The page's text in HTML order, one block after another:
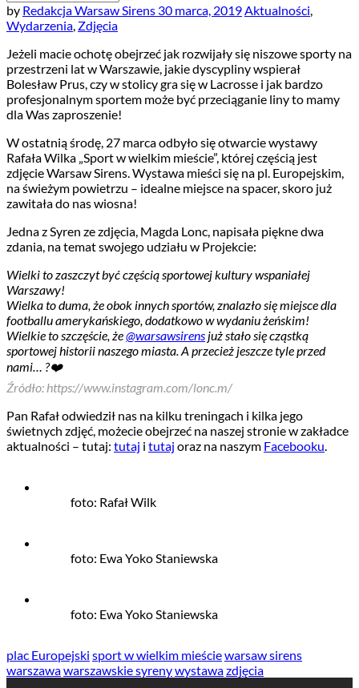
by Redakcja Warsaw Sirens 30 marca, 2019Aktualności,
Wydarzenia, Zdjęcia
Jeżeli macie ochotę obejrzeć jak rozwijały się niszowe sporty na
przestrzeni lat w Warszawie, jakie dyscypliny wspierał
Bolesław Prus, czy w stolicy gra się w Lacrosse i jak bardzo
profesjonalnym sportem może być przeciąganie liny to mamy
dla Was zaproszenie!
W ostatnią środę, 27 marca odbyło się otwarcie wystawy
Rafała Wilka „Sport w wielkim mieście”, której częścią jest
zdjęcie Warsaw Sirens. Wystawa mieści się na pl. Europejskim,
na świeżym powietrzu – idealne miejsce na spacer, skoro już
zawitała do nas wiosna!
Jedna z Syren ze zdjęcia, Magda Lonc, napisała piękne dwa
zdania, na temat swojego udziału w Projekcie:
Wielki to zaszczyt być częścią sportowej kultury wspaniałej
Warszawy!
Wielka to duma, że obok innych sportów, znalazło się miejsce dla
footballu amerykańskiego, dodatkowo w wydaniu żeńskim!
Wielkie to szczęście, że@warsawsirens już stało się cząstką
sportowej historii naszego miasta. A przecież jeszcze tyle przed
nami… ?❤️
Źródło: https://www.instagram.com/lonc.m/
Pan Rafał odwiedził nas na kilku treningach i kilka jego
świetnych zdjęć, możecie obejrzeć na naszej stronie w zakładce
aktualności – tutaj: tutaj i tutaj oraz na naszym Facebooku.
foto: Rafał Wilk
foto: Ewa Yoko Staniewska
foto: Ewa Yoko Staniewska
plac Europejski sport w wielkim mieściewarsaw sirens
warszawawarszawskie syrenywystawazdjęcia